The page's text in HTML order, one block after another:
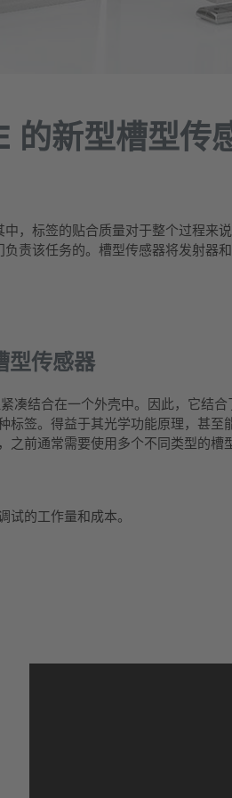
的新型槽型传
，标签的贴合质量对于整个过程来
责该任务的。槽型传感器将发射器
型传感器
凑结合在一个外壳中。因此，它结
签。得益于其光学功能原理，甚至
前通常需要使用多个不同类型的槽
试的工作量和成本。